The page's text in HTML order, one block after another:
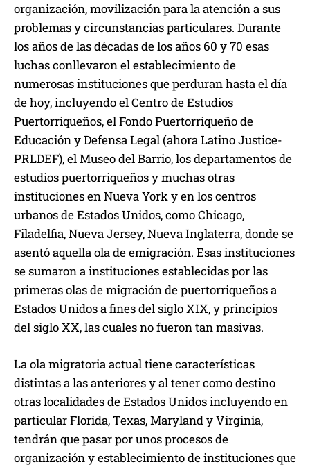
organización, movilización para la atención a sus
problemas y circunstancias particulares. Durante
los años de las décadas de los años 60 y 70 esas
luchas conllevaron el establecimiento de
numerosas instituciones que perduran hasta el día
de hoy, incluyendo el Centro de Estudios
Puertorriqueños, el Fondo Puertorriqueño de
Educación y Defensa Legal (ahora Latino Justice-
PRLDEF), el Museo del Barrio, los departamentos de
estudios puertorriqueños y muchas otras
instituciones en Nueva York y en los centros
urbanos de Estados Unidos, como Chicago,
Filadelfia, Nueva Jersey, Nueva Inglaterra, donde se
asentó aquella ola de emigración. Esas instituciones
se sumaron a instituciones establecidas por las
primeras olas de migración de puertorriqueños a
Estados Unidos a fines del siglo XIX, y principios
del siglo XX, las cuales no fueron tan masivas.
La ola migratoria actual tiene características
distintas a las anteriores y al tener como destino
otras localidades de Estados Unidos incluyendo en
particular Florida, Texas, Maryland y Virginia,
tendrán que pasar por unos procesos de
organización y establecimiento de instituciones que